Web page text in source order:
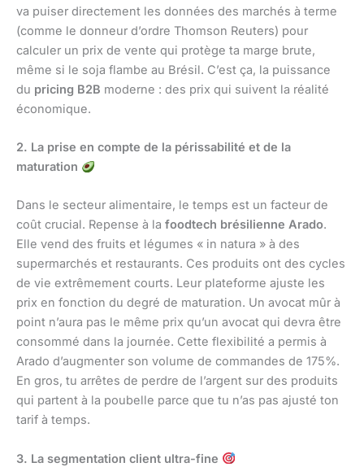
va puiser directement les données des marchés à terme
(comme le donneur d’ordre Thomson Reuters) pour
calculer un prix de vente qui protège ta marge brute,
même si le soja flambe au Brésil. C’est ça, la puissance
du pricing B2B moderne : des prix qui suivent la réalité
économique.
2. La prise en compte de la périssabilité et de la
maturation
Dans le secteur alimentaire, le temps est un facteur de
coût crucial. Repense à la foodtech brésilienne Arado.
Elle vend des fruits et légumes « in natura » à des
supermarchés et restaurants. Ces produits ont des cycles
de vie extrêmement courts. Leur plateforme ajuste les
prix en fonction du degré de maturation. Un avocat mûr à
point n’aura pas le même prix qu’un avocat qui devra être
consommé dans la journée. Cette flexibilité a permis à
Arado d’augmenter son volume de commandes de 175%.
En gros, tu arrêtes de perdre de l’argent sur des produits
qui partent à la poubelle parce que tu n’as pas ajusté ton
tarif à temps.
3. La segmentation client ultra-fine